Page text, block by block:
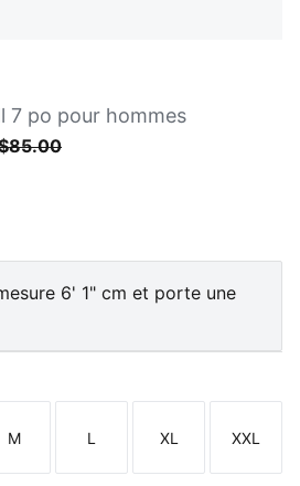
7 po pour hommes
6' 1" cm et porte une
Taille
M
Taille
L
Taille
XL
Taille
XXL